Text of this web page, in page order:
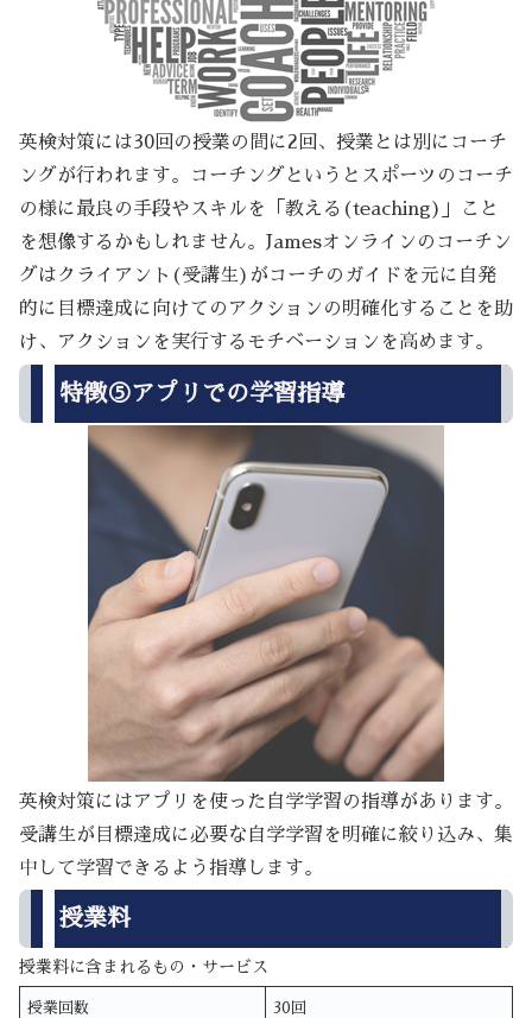
英検対策には30回の授業の間に2回、授業とは別にコーチ
ングが行われます。コーチングというとスポーツのコーチ
の様に最良の手段やスキルを「教える(teaching)」こと
を想像するかもしれません。Jamesオンラインのコーチン
グはクライアント(受講生)がコーチのガイドを元に自発
的に目標達成に向けてのアクションの明確化することを助
け、アクションを実行するモチベーションを高めます。
特徴⑤アプリでの学習指導
英検対策にはアプリを使った自学学習の指導があります。
受講生が目標達成に必要な自学学習を明確に絞り込み、集
中して学習できるよう指導します。
授業料
授業料に含まれるもの・サービス
授業回数 30回